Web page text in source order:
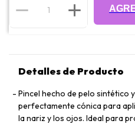
Detalles de Producto
Pincel hecho de pelo sintético
perfectamente cónica para
la nariz y los ojos. Ideal para